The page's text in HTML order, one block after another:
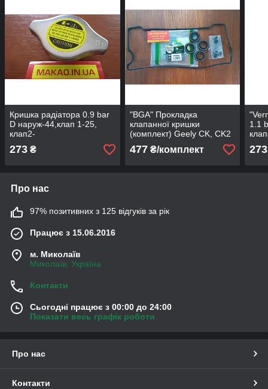
Кришка радіатора 0.9 bar
D наруж-44,клап 1-25,
клап2-
13,вис.заг-22,довжина
захвату-10,5 мм
273 ₴
"BGA" Прокладка
клапанної кришки
(комплект) Geely CK, CK2
MK, MK2/ Джілі СК, МК
477₴/комплект
1.1
273
Про нас
97% позитивних з 125 відгуків за рік
Працює з 15.06.2016
м. Миколаїв
Миколаїв, Україна
Контакти
Сьогодні працює з 00:00 до 24:00
Показати весь графік роботи
Про нас
Контакти